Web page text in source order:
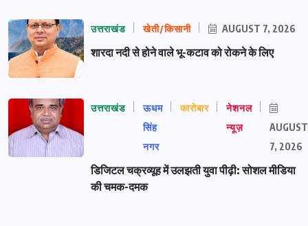
उत्तराखंड खेती/किसानी AUGUST 7, 2026
शारदा नदी से होने वाले भू-कटाव को रोकने के लिए
उत्तराखंड
ऊधम
सिंह
नगर
कारोबार
नेशनल
न्यूज़
AUGUST
7, 2026
डिजिटल चक्रव्यूह में उलझती युवा पीढ़ी: सोशल मीडिया
की चमक-दमक